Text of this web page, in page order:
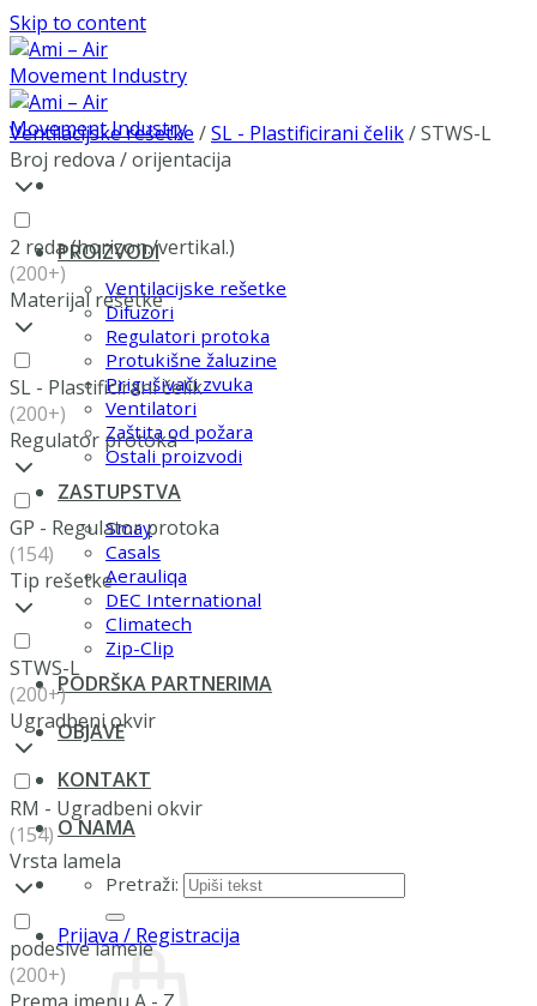
Skip to content
PROIZVODI
Ventilacijske rešetke
Difuzori
Regulatori protoka
Protukišne žaluzine
Prigušivači zvuka
Ventilatori
Zaštita od požara
Ostali proizvodi
ZASTUPSTVA
Smay
Casals
Aerauliqa
DEC International
Climatech
Zip-Clip
PODRŠKA PARTNERIMA
OBJAVE
KONTAKT
O NAMA
Pretraži:
Prijava / Registracija
Ventilacijske rešetke /SL - Plastificirani čelik/STWS-L
Broj redova / orijentacija
2 reda (horizon./vertikal.)
(200+)
Materijal rešetke
SL - Plastificirani čelik
(200+)
Regulator protoka
GP - Regulator protoka
(154)
Tip rešetke
STWS-L
(200+)
Ugradbeni okvir
RM - Ugradbeni okvir
(154)
Vrsta lamela
podesive lamele
(200+)